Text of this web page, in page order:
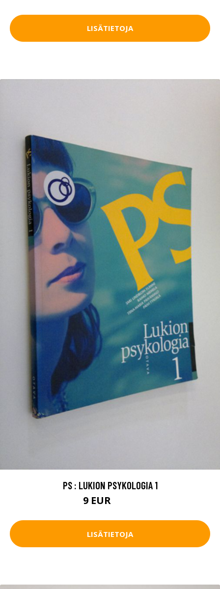
LISÄTIETOJA
PS : LUKION PSYKOLOGIA 1
9 EUR
LISÄTIETOJA